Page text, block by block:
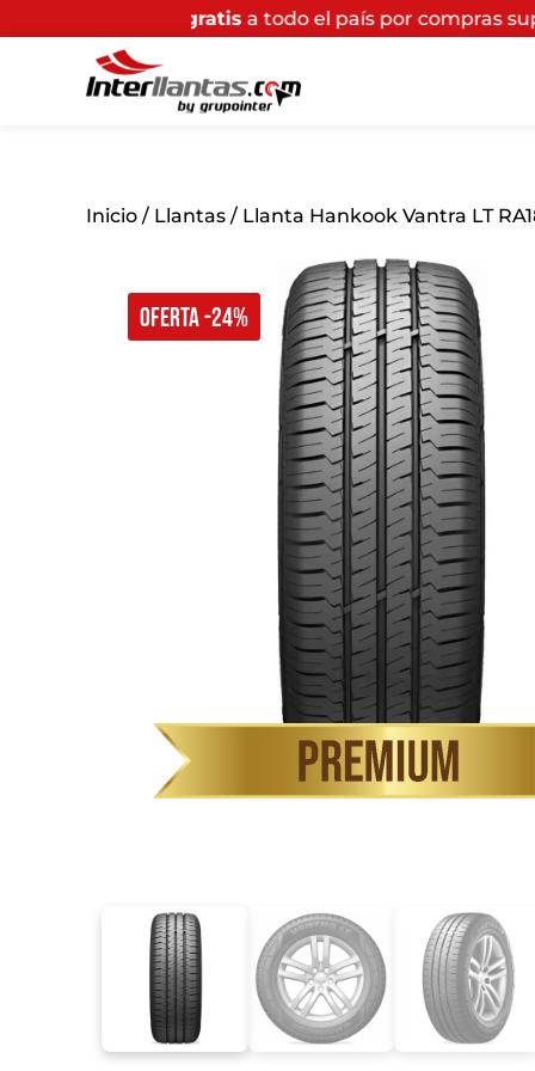
a todo el país por compras superiores a
OFERTA -24%
Inicio / Llantas / Llanta Hankook Vantra LT